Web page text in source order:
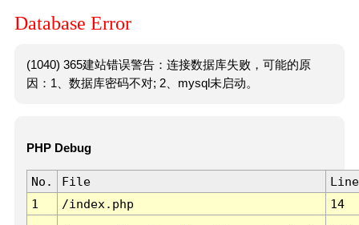
Database Error
(1040) 365建站错误警告：连接数据库失败，可能的原
因：1、数据库密码不对; 2、mysql未启动。
PHP Debug
No. File
Line
1
/index.php 14